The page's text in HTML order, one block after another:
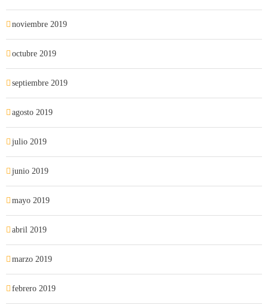
noviembre 2019
octubre 2019
septiembre 2019
agosto 2019
julio 2019
junio 2019
mayo 2019
abril 2019
marzo 2019
febrero 2019